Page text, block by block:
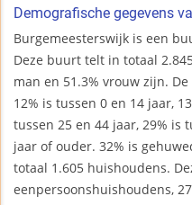
Demografische gegevens
Burgemeesterswijk is een
Deze buurt telt in totaal
man en 51.3% vrouw zijn.
12% is tussen 0 en 14 jaar,
tussen 25 en 44 jaar, 29% is
jaar of ouder. 32% is
totaal 1.605 huishoudens.
eenpersoonshuishoudens,